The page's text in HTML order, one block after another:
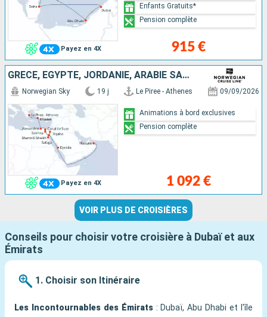
Payez en 4X 915 €
Enfants Gratuits*
Pension complète
GRÈCE, EGYPTE, JORDANIE, ARABIE SAOUDITE, OMAN
Payez en 4X
Norwegian Sky 19 j Le Piree - Athenes 09/09/2026
1 092 €
Animations à bord exclusives
Pension complète
VOIR PLUS DE CROISIÈRES
Conseils pour choisir votre croisière à Dubaï et aux
Émirats
1. Choisir son Itinéraire
Les Incontournables des Émirats: Dubaï, Abu Dhabi et l'île